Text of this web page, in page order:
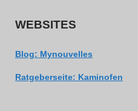
WEBSITES
Blog: Mynouvelles
Ratgeberseite: Kaminofen